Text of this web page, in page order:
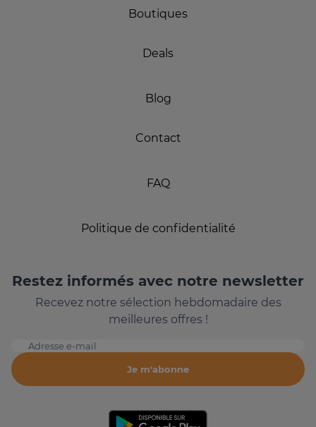
Boutiques
Deals
Blog
Contact
FAQ
Politique de confidentialité
Restez informés avec notre newsletter
Recevez notre sélection hebdomadaire des
meilleures offres !
Adresse e-mail
Je m'abonne